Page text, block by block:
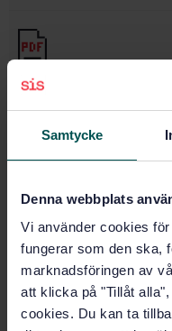
Samtycke
Denna webbplats
Vi använder cookies
fungerar som den ska,
marknadsföringen av
att klicka på "Tillåt
cookies. Du kan ta
PDF
Språk: Engelska
Framtagen av:ISO
Internationell titel:
cybersecurity
Information